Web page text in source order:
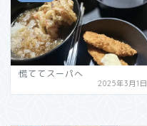
慌ててスーパへ
2025年3月1日